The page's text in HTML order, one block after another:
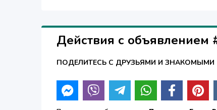
Действия с объявлением
ПОДЕЛИТЕСЬ С ДРУЗЬЯМИ И ЗНАКОМЫМИ